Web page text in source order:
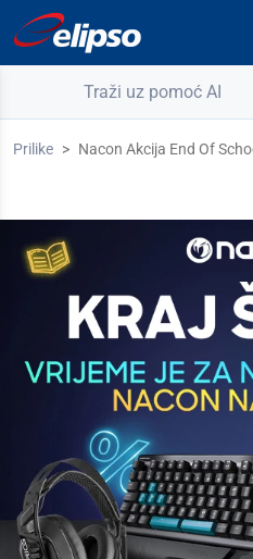
Traži uz pomoć AI
Prilike Nacon Akcija End Of